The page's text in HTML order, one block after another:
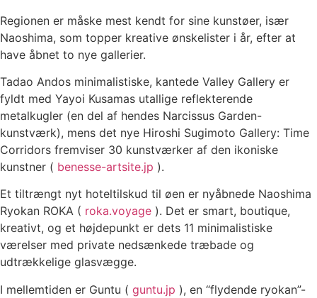
Regionen er måske mest kendt for sine kunstøer, især
Naoshima, som topper kreative ønskelister i år, efter at
have åbnet to nye gallerier.
Tadao Andos minimalistiske, kantede Valley Gallery er
fyldt med Yayoi Kusamas utallige reflekterende
metalkugler (en del af hendes Narcissus Garden-
kunstværk), mens det nye Hiroshi Sugimoto Gallery: Time
Corridors fremviser 30 kunstværker af den ikoniske
kunstner ( benesse-artsite.jp ).
Et tiltrængt nyt hoteltilskud til øen er nyåbnede Naoshima
Ryokan ROKA ( roka.voyage ). Det er smart, boutique,
kreativt, og et højdepunkt er dets 11 minimalistiske
værelser med private nedsænkede træbade og
udtrækkelige glasvægge.
I mellemtiden er Guntu ( guntu.jp ), en “flydende ryokan”-